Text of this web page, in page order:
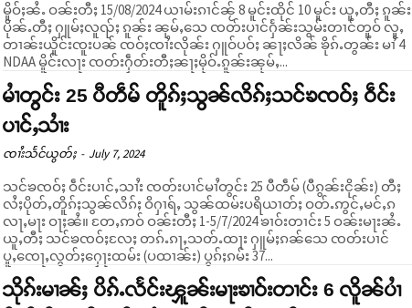
မိူဝ်ႈၼႆႉ ဝၼ်းတီႈ 15/08/2024 ယၢမ်းၵၢင်ၼႂ် 8 မူင်းထိုင် 10 မူင်း ယူႇတီႈ ၵူၼ်း
ပိုၼ်ႉတီႈ ႁူမ်ႈလူၺ်ႈ ၵူၼ်း ၼုမ်ႇသေ ၸတ်းပၢင်ႁႅၼ်းသွမ်းတၢင်တူဝ် လူႇ
တၢၼ်းယိူင်းၸူးပၼ် ၸဝ်ႈၸၢႆးလိုၼ်း ႁူဝ်ပဝ်ႈ ၼႃႈလိၼ် ၶိုၵ်ႉတွၼ်း မၢႆ 4
NDAA မိူင်းလႃး ၸတ်းႁဵတ်းတီႈၼႃႈမိုဝ်ႉၵူၼ်းၼုမ်ႇ...
မၢႆတွင်း 25 ပီတဵမ် တိူၵ်ႈသွၼ်လိၵ်ႈသင်ၶၸဝ်ႈ ဝဵင်း
ပၢင်ႇသၢႆး
ၸၢႆးသႅင်ယွတ်ႈ - July 7, 2024
သင်ၶၸဝ်ႈ ဝဵင်းပၢင်ႇသၢႆး ၸတ်းပၢင်မၢႆတွင်း 25 ပီတဵမ် (ပီၵွၼ်းငိုၼ်း) တီႈ
လႆႈပိုတ်ႇတိူၵ်ႈသွၼ်လိၵ်ႈ ဝိႁၢရ်ႇ သွၼ်ထမ်းပရိယၢတ်ႈ ဝတ်ႉဢွင်ႇမင်ႇၵ
လႃႇမႃး ဝႃႈၼႆ။ တႄႇဢဝ် ဝၼ်းတီႈ 1-5/7/2024 ၶၢဝ်းတၢင်း 5 ဝၼ်းမႃးၼႆႉ
ယူႇတီႈ သင်ၶၸဝ်ႈလႄႈ တၵ်ႉၵႃႇသတ်ႉထႃး ႁူမ်ႈၵၼ်သေ ၸတ်းပၢင်
ပူႇၸေႃႇလွတ်ႈႁေႃးထမ်း (ပထၢၼ်း) ပွၵ်ႈၵမ်း 37...
သိုၵ်းမၢၼ်ႈ ပိၵ်ႉလႅင်းၾူၼ်းမႃးၶၢဝ်းတၢင်း 6 လိူၼ်ပၢႆ